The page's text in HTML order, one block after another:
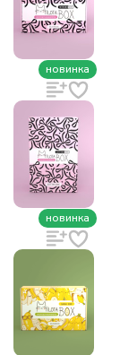
новинка
новинка